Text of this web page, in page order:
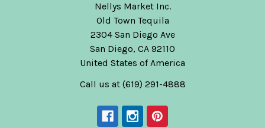
Nellys Market Inc.
Old Town Tequila
2304 San Diego Ave
San Diego, CA 92110
United States of America
Call us at (619) 291-4888